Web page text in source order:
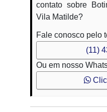
contato sobre
Vila Matilde?
Fale conosco pelo
(11)
Ou em nosso